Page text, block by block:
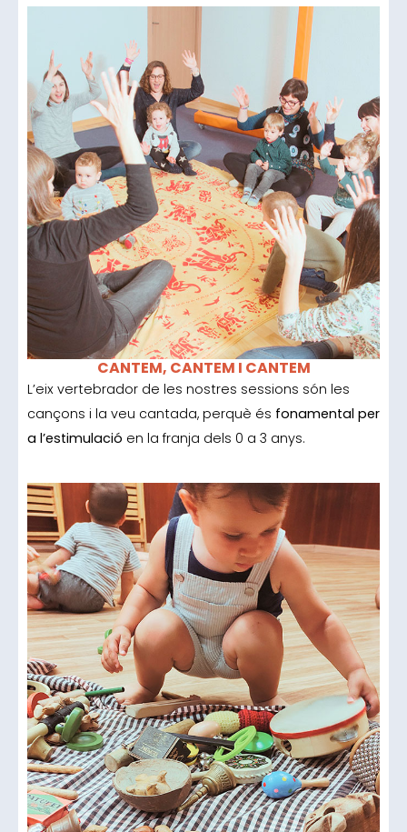
CANTEM, CANTEM I CANTEM
L’eix vertebrador de les nostres sessions són les
cançons i la veu cantada, perquè és fonamental per
a l’estimulació en la franja dels 0 a 3 anys.